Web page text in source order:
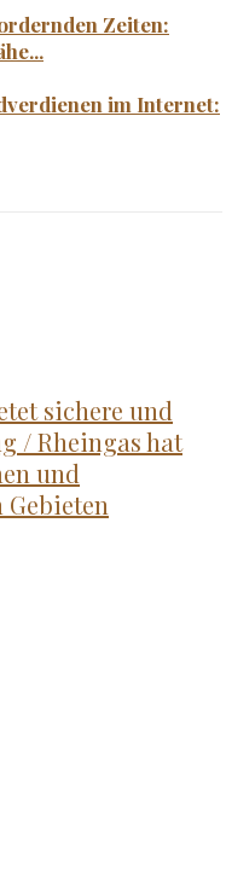
Zeiten:
im Internet:
sichere und
/ Rheingas hat
und